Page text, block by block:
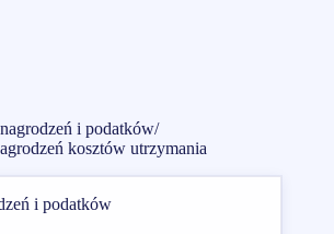
i podatków/
kosztów utrzymania
i podatków